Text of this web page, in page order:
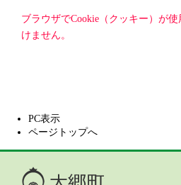
ブラウザでCookie（クッキー）が
けません。
PC表示
ページトップへ